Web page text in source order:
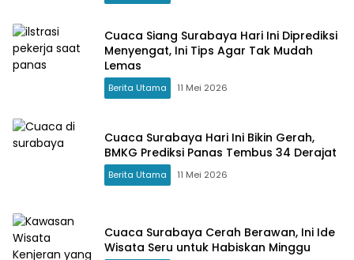
Cuaca Siang Surabaya Hari Ini Diprediksi
Menyengat, Ini Tips Agar Tak Mudah
Lemas
Berita Utama 11 Mei 2026
Cuaca Surabaya Hari Ini Bikin Gerah,
BMKG Prediksi Panas Tembus 34 Derajat
Berita Utama 11 Mei 2026
Cuaca Surabaya Cerah Berawan, Ini Ide
Wisata Seru untuk Habiskan Minggu